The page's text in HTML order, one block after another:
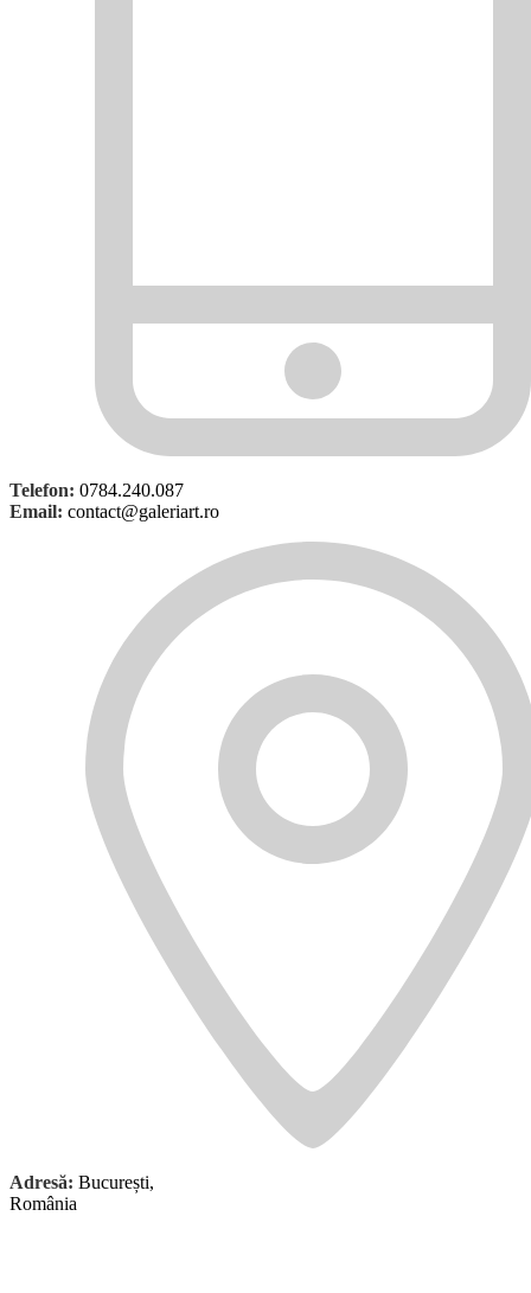
Telefon: 0784.240.087
Email: contact@galeriart.ro
Adresă: București,
România